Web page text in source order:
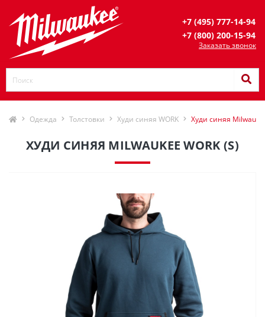
+7 (495) 777-14-94
+7 (800) 200-15-94
Заказать звонок
Одежда Толстовки Худи синяя WORK Худи синяя
ХУДИ СИНЯЯ MILWAUKEE WORK (S)